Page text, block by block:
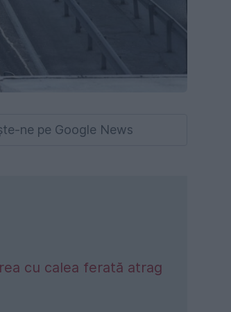
ne pe Google News
cu calea ferată atrag